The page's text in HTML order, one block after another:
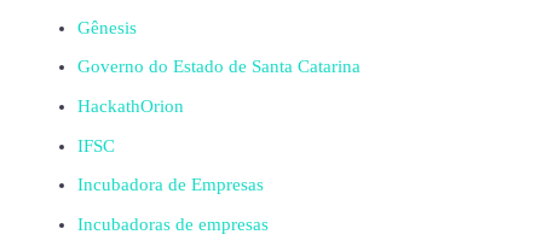
Gênesis
Governo do Estado de Santa Catarina
HackathOrion
IFSC
Incubadora de Empresas
Incubadoras de empresas